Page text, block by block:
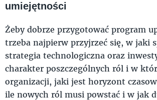
umiejętności
Żeby dobrze przygotować program
trzeba najpierw przyjrzeć się, w jaki
strategia technologiczna oraz
charakter poszczególnych ról i w
organizacji, jaki jest horyzont
ile nowych ról musi powstać i w jak